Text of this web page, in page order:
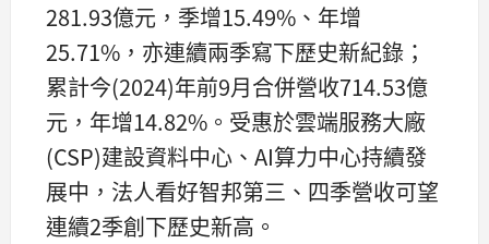
281.93億元，季增15.49%、年增
25.71%，亦連續兩季寫下歷史新紀錄；
累計今(2024)年前9月合併營收714.53億
元，年增14.82%。受惠於雲端服務大廠
(CSP)建設資料中心、AI算力中心持續發
展中，法人看好智邦第三、四季營收可望
連續2季創下歷史新高。